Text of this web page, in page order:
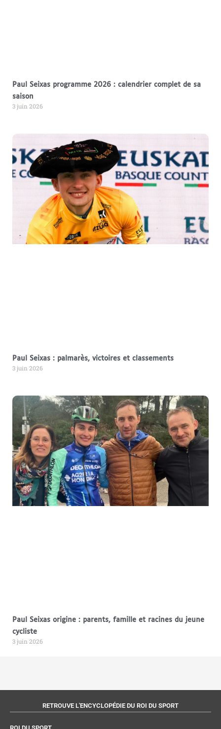
Paul Seixas programme 2026 : calendrier complet de sa
saison
3 juin 2026
Paul Seixas : palmarès, victoires et classements
3 juin 2026
Paul Seixas origine : parents, famille et racines du jeune
cycliste
3 juin 2026
RETROUVE L'ENCYCLOPÉDIE DU ROI DU SPORT